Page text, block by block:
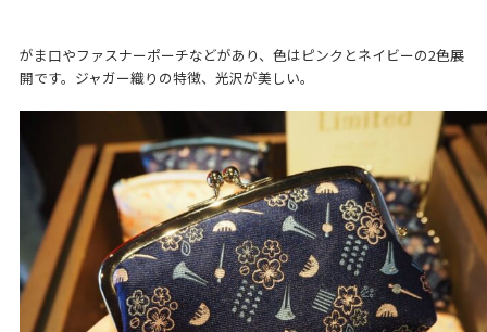
がま口やファスナーポーチなどがあり、色はピンクとネイビーの2色展
開です。ジャガー織りの特徴、光沢が美しい。